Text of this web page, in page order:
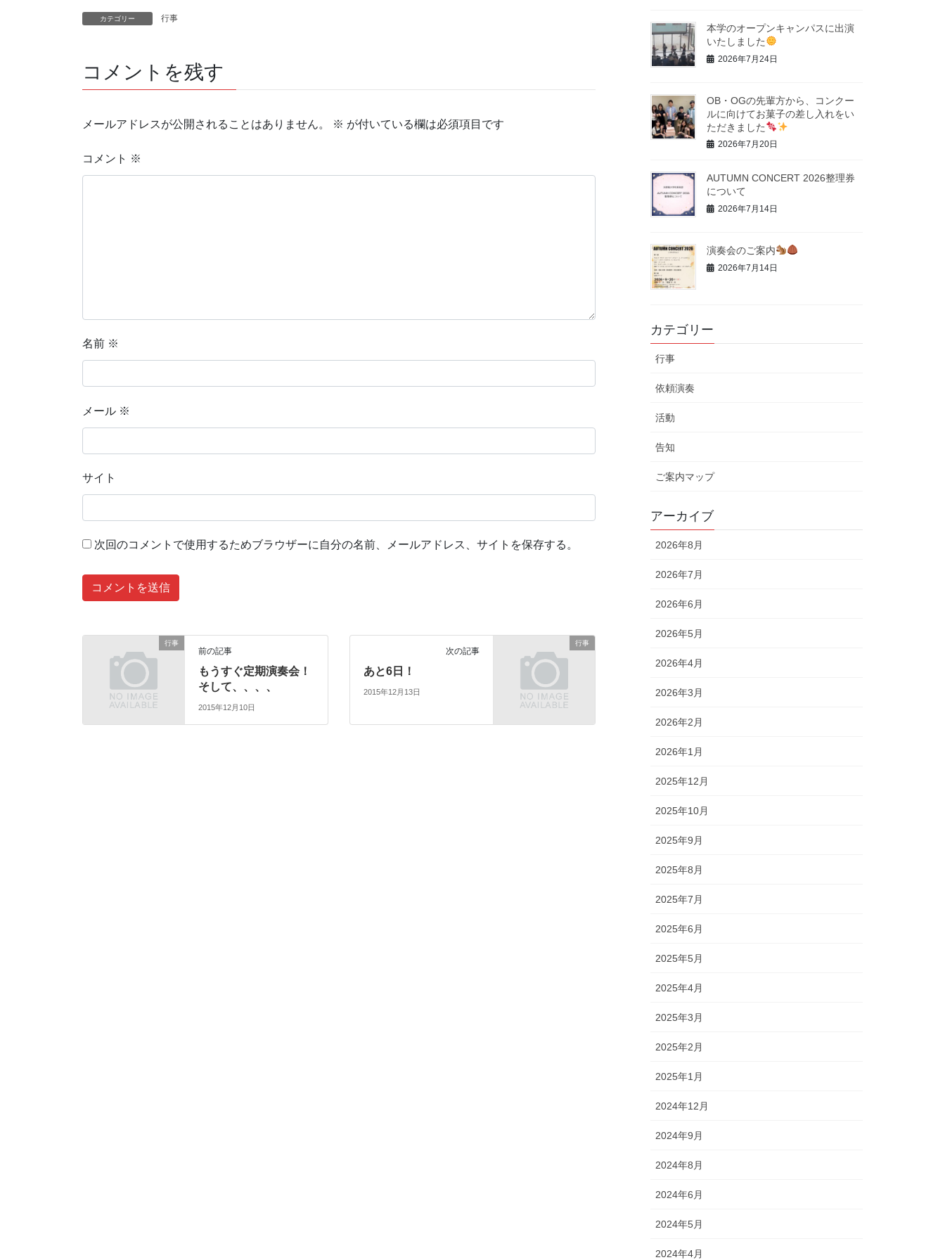
カテゴリー 行事
コメントを残す
メールアドレスが公開されることはありません。 ※ が付いている欄は必須項目です
コメント ※
名前 ※
メール ※
サイト
次回のコメントで使用するためブラウザーに自分の名前、メールアドレス、サイトを保存する。
行事
前の記事
もうすぐ定期演奏会！
そして、、、、
2015年12月10日
行事
次の記事
あと6日！
2015年12月13日
本学のオープンキャンパスに出演
いたしました
2026年7月24日
OB・OGの先輩方から、コンクー
ルに向けてお菓子の差し入れをい
ただきました
2026年7月20日
AUTUMN CONCERT 2026整理券
について
2026年7月14日
演奏会のご案内
2026年7月14日
カテゴリー
行事
依頼演奏
活動
告知
ご案内マップ
アーカイブ
2026年8月
2026年7月
2026年6月
2026年5月
2026年4月
2026年3月
2026年2月
2026年1月
2025年12月
2025年10月
2025年9月
2025年8月
2025年7月
2025年6月
2025年5月
2025年4月
2025年3月
2025年2月
2025年1月
2024年12月
2024年9月
2024年8月
2024年6月
2024年5月
2024年4月